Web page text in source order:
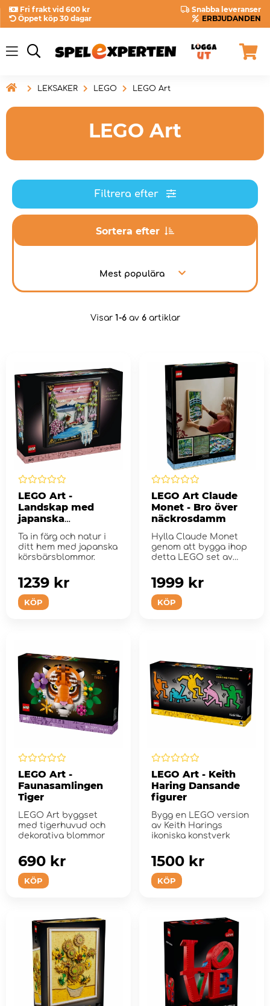
Fri frakt vid 600 kr
Snabba leveranser
Öppet köp 30 dagar
ERBJUDANDEN
 LEKSAKER LEGO LEGO Art
LEGO Art
Filtrera efter
Sortera efter
Mest populära
Visar 1-6av 6artiklar
LEGO Art -
Landskap med
japanska
körsbärsblommor
Ta in färg och natur i
ditt hem med japanska
körsbärsblommor.
KÖP
1239 kr
LEGO Art Claude
Monet - Bro över
näckrosdamm
Hylla Claude Monet
genom att bygga ihop
detta LEGO set av
KÖP
1999 kr
LEGO Art -
Faunasamlingen
Tiger
LEGO Art byggset
med tigerhuvud och
dekorativa blommor
KÖP
690 kr
LEGO Art - Keith
Haring Dansande
figurer
Bygg en LEGO version
av Keith Harings
ikoniska konstverk
KÖP
1500 kr